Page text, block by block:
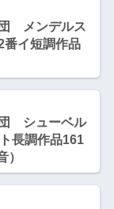
メンデルス
イ短調作品
シューベル
長調作品161
）